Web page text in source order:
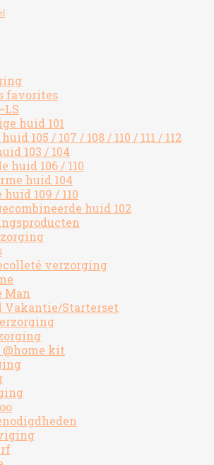
favorites
LS
huid 101
105 / 107 / 108 / 110 / 111 / 112
103 / 104
huid 106 / 110
huid 104
109 / 110
huid 102
verzorging
Man
Vakantie/Starterset
kit